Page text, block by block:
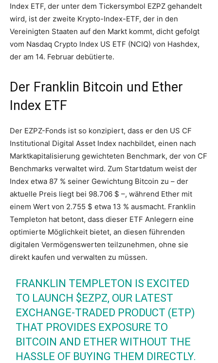
Index ETF, der unter dem Tickersymbol EZPZ gehandelt
wird, ist der zweite Krypto-Index-ETF, der in den
Vereinigten Staaten auf den Markt kommt, dicht gefolgt
vom Nasdaq Crypto Index US ETF (NCIQ) von Hashdex,
der am 14. Februar debütierte.
Der Franklin Bitcoin und Ether
Index ETF
Der EZPZ-Fonds ist so konzipiert, dass er den US CF
Institutional Digital Asset Index nachbildet, einen nach
Marktkapitalisierung gewichteten Benchmark, der von CF
Benchmarks verwaltet wird. Zum Startdatum weist der
Index etwa 87 % seiner Gewichtung Bitcoin zu – der
aktuelle Preis liegt bei 98.706 $ –, während Ether mit
einem Wert von 2.755 $ etwa 13 % ausmacht. Franklin
Templeton hat betont, dass dieser ETF Anlegern eine
optimierte Möglichkeit bietet, an diesen führenden
digitalen Vermögenswerten teilzunehmen, ohne sie
direkt kaufen und verwalten zu müssen.
FRANKLIN TEMPLETON IS EXCITED
TO LAUNCH $EZPZ, OUR LATEST
EXCHANGE-TRADED PRODUCT (ETP)
THAT PROVIDES EXPOSURE TO
BITCOIN AND ETHER WITHOUT THE
HASSLE OF BUYING THEM DIRECTLY.